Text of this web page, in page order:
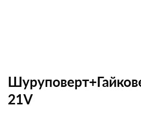
21V